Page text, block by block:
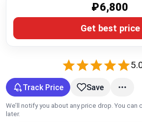
Global Price Tracker
Compare
Plans & Pricing
₽6,800
Get best price
Track Price Save
We’ll notify you about any price drop. You
later.